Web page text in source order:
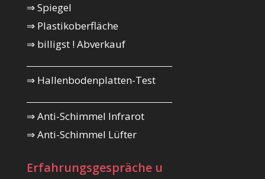
⇒ Spiegel
⇒ Plastikoberfläche
⇒ billigst ! Abverkauf
⇒ Hallenbodenplatten-Test
⇒ Anti-Schimmel Infrarot
⇒ Anti-Schimmel Lüfter
Erfahrungsgespräche u